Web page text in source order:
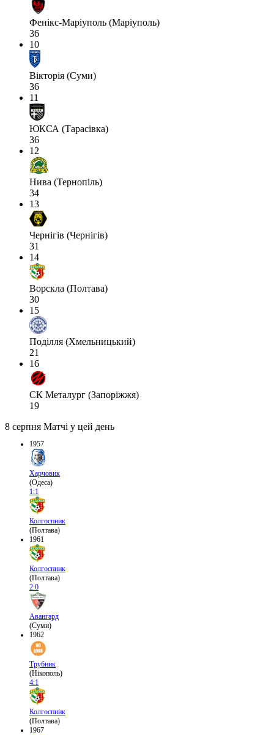
Фенікс-Маріуполь (Маріуполь)
36
10
Вікторія (Суми)
36
11
ЮКСА (Тарасівка)
36
12
Нива (Тернопіль)
34
13
Чернігів (Чернігів)
31
14
Ворскла (Полтава)
30
15
Поділля (Хмельницький)
21
16
СК Металург (Запоріжжя)
19
8 серпня Матчі у цей день
1957
Харчовик
(Одеса)
1:1
Колгоспник
(Полтава)
1961
Колгоспник
(Полтава)
2:0
Авангард
(Суми)
1962
Трубник
(Нікополь)
4:1
Колгоспник
(Полтава)
1967